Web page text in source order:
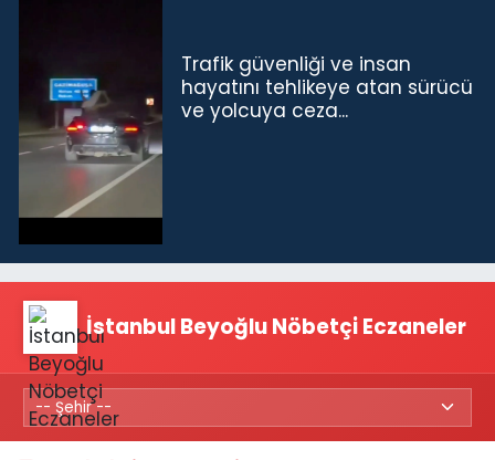
Trafik güvenliği ve insan
hayatını tehlikeye atan sürücü
ve yolcuya ceza...
İstanbul Beyoğlu Nöbetçi Eczaneler